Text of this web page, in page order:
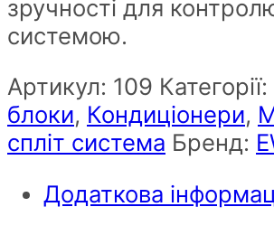
зручності для
системою.
Артикул: 109 Категорії:
блоки, Кондиціонери,
спліт система Бренд:
Додаткова